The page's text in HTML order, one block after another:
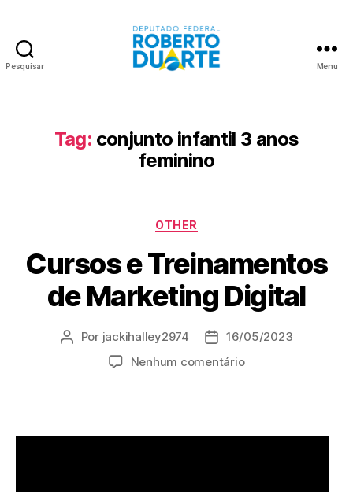
Pesquisar Menu
Tag: conjunto infantil 3 anos
feminino
Categorias
OTHER
Cursos e Treinamentos
de Marketing Digital
Autor
Por jackihalley2974
Data
de
16/05/2023
Nenhum comentárioem